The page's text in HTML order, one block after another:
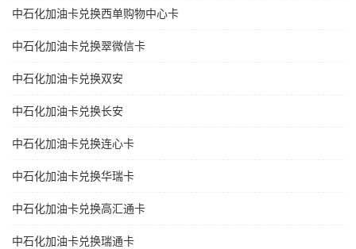
中石化加油卡兑换西单购物中心卡
中石化加油卡兑换翠微信卡
中石化加油卡兑换双安
中石化加油卡兑换长安
中石化加油卡兑换连心卡
中石化加油卡兑换华瑞卡
中石化加油卡兑换高汇通卡
中石化加油卡兑换瑞通卡